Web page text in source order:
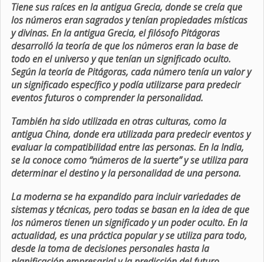
Tiene sus raíces en la antigua Grecia, donde se creía que
los números eran sagrados y tenían propiedades místicas
y divinas. En la antigua Grecia, el filósofo Pitágoras
desarrolló la teoría de que los números eran la base de
todo en el universo y que tenían un significado oculto.
Según la teoría de Pitágoras, cada número tenía un valor y
un significado específico y podía utilizarse para predecir
eventos futuros o comprender la personalidad.
También ha sido utilizada en otras culturas, como la
antigua China, donde era utilizada para predecir eventos y
evaluar la compatibilidad entre las personas. En la India,
se la conoce como “números de la suerte” y se utiliza para
determinar el destino y la personalidad de una persona.
La moderna se ha expandido para incluir variedades de
sistemas y técnicas, pero todas se basan en la idea de que
los números tienen un significado y un poder oculto. En la
actualidad, es una práctica popular y se utiliza para todo,
desde la toma de decisiones personales hasta la